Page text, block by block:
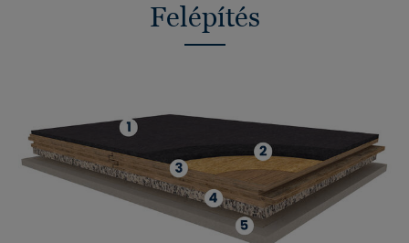
Felépítés